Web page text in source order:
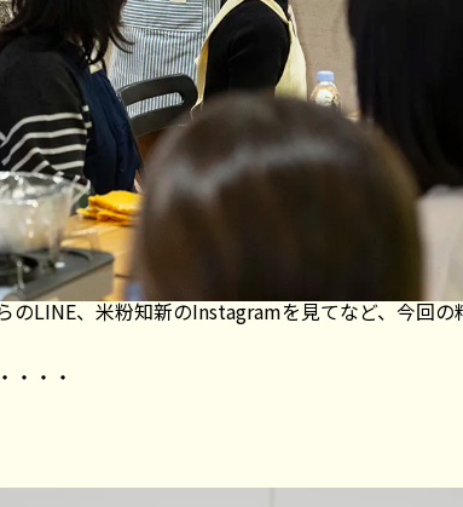
LINE、米粉知新のInstagramを見てなど、今回の
・・・